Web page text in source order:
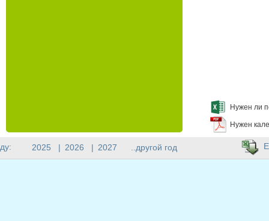
Нужен ли
Нужен
2025 | 2026 | 2027 ..другой год